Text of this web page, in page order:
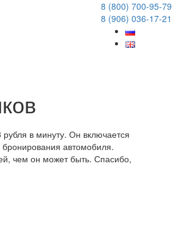
8 (800) 700-95-79
8 (906) 036-17-21
в минуту. Он включается
автомобиля.
чем он может быть. Спасибо,